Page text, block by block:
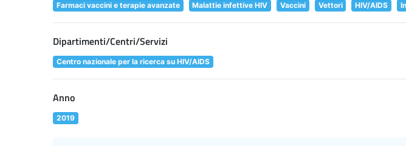
Farmaci vaccini e terapie avanzate Malattie infettive HIV Vaccini Vettori HIV/AIDS
Dipartimenti/Centri/Servizi
Centro nazionale per la ricerca su HIV/AIDS
Anno
2019